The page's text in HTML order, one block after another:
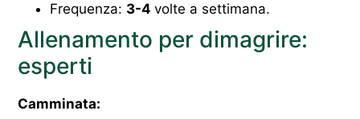
Frequenza: 3-4 volte a settimana.
Allenamento per dimagrire:
esperti
Camminata: